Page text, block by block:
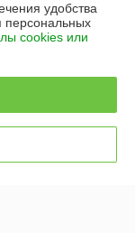
удобства
персональных
cookies или